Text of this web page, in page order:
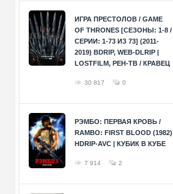
ИГРА ПРЕСТОЛОВ / GAME
OF THRONES [СЕЗОНЫ: 1-8 /
СЕРИИ: 1-73 ИЗ 73] (2011-
2019) BDRIP, WEB-DLRIP |
LOSTFILM, РЕН-ТВ / КРАВЕЦ
30 817 0
РЭМБО: ПЕРВАЯ КРОВЬ /
RAMBO: FIRST BLOOD (1982)
HDRIP-AVC | КУБИК В КУБЕ
7 914 2